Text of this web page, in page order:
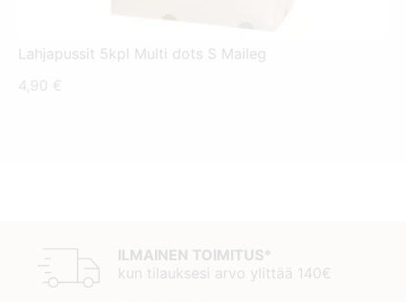
Lahjapussit 5kpl Multi dots S Maileg
4,90 €
ILMAINEN TOIMITUS*
kun tilauksesi arvo ylittää 140€